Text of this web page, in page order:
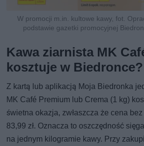
W promocji m.in. kultowe kawy, fot.
podstawie gazetki promocyjnej
Kawa ziarnista MK
kosztuje w Biedronce?
Z kartą lub aplikacją Moja Biedronka
MK Café Premium lub Crema (1 kg)
świetna okazja, zwłaszcza że cena
83,99 zł. Oznacza to oszczędność
na jednym kilogramie kawy. Przy